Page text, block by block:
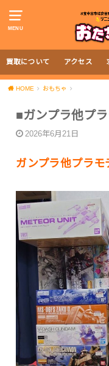
MENU
買取について アクセス
HOME おもちゃ
■ガンプラ他プ
2026年6月21日
ガンプラ他プラモ